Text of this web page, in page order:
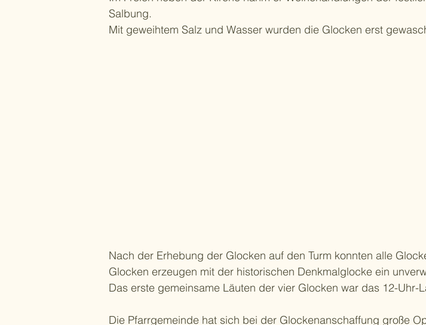
Salbung.
Mit geweihtem Salz und Wasser wurden die Glocken erst
Nach der Erhebung der Glocken auf den Turm konnten alle
Glocken erzeugen mit der historischen Denkmalglocke ein
Das erste gemeinsame Läuten der vier Glocken war das 12-Uhr-
Die Pfarrgemeinde hat sich bei der Glockenanschaffung große